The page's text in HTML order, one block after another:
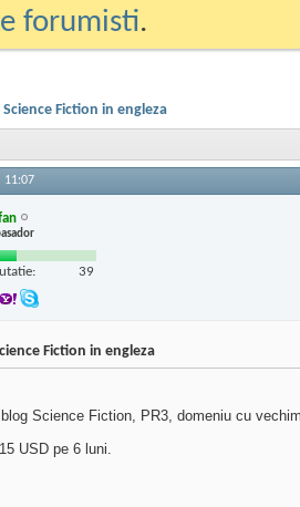
forumisti.
Fiction in engleza
11:07
39
Fiction in engleza
Science Fiction, PR3, domeniu cu
USD pe 6 luni.